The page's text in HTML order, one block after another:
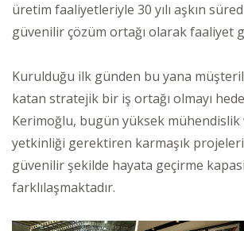
üretim faaliyetleriyle 30 yılı aşkın
güvenilir çözüm ortağı olarak faaliyet
Kurulduğu ilk günden bu yana
katan stratejik bir iş ortağı olmayı
Kerimoğlu, bugün yüksek mühendislik
yetkinliği gerektiren karmaşık
güvenilir şekilde hayata geçirme
farklılaşmaktadır.